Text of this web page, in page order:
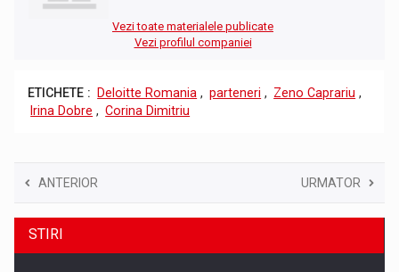
Vezi toate materialele publicate
Vezi profilul companiei
ETICHETE : Deloitte Romania , parteneri , Zeno Caprariu ,
Irina Dobre , Corina Dimitriu
ANTERIOR URMATOR
STIRI